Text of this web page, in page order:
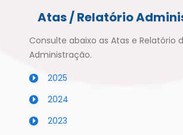
Atas / Relatório
Consulte abaixo as Atas e Relatório
Administração.
2025
2024
2023